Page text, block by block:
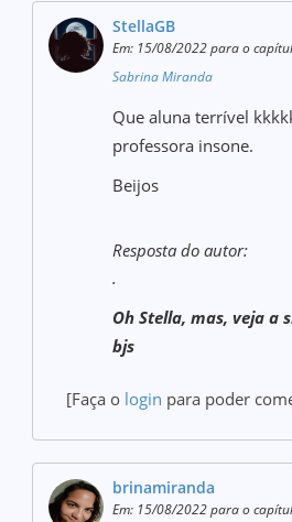
StellaGB
Em: 15/08/2022 para o
Sabrina Miranda
Que aluna terrível
professora insone.
Beijos
Resposta do autor:
.
Oh Stella, mas, veja a
bjs
[Faça o login para poder
brinamiranda
Em: 15/08/2022 para o